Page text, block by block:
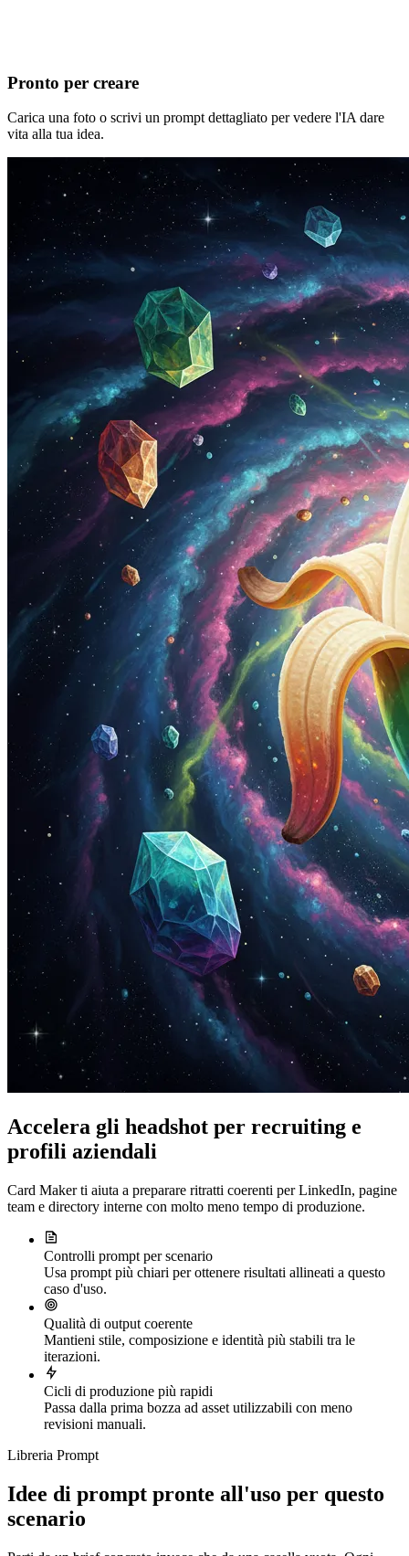
Pronto per creare
Carica una foto o scrivi un prompt dettagliato per vedere l'IA dare
vita alla tua idea.
Accelera gli headshot per recruiting e
profili aziendali
Card Maker ti aiuta a preparare ritratti coerenti per LinkedIn, pagine
team e directory interne con molto meno tempo di produzione.
Controlli prompt per scenario
Usa prompt più chiari per ottenere risultati allineati a questo
caso d'uso.
Qualità di output coerente
Mantieni stile, composizione e identità più stabili tra le
iterazioni.
Cicli di produzione più rapidi
Passa dalla prima bozza ad asset utilizzabili con meno
revisioni manuali.
Libreria Prompt
Idee di prompt pronte all'uso per questo
scenario